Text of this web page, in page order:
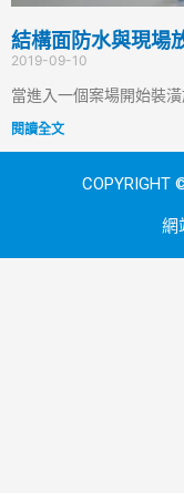
結構面防水與現場
2019-09-10
當進入一個案場開始裝
閱讀全文
COPYRIGHT
網